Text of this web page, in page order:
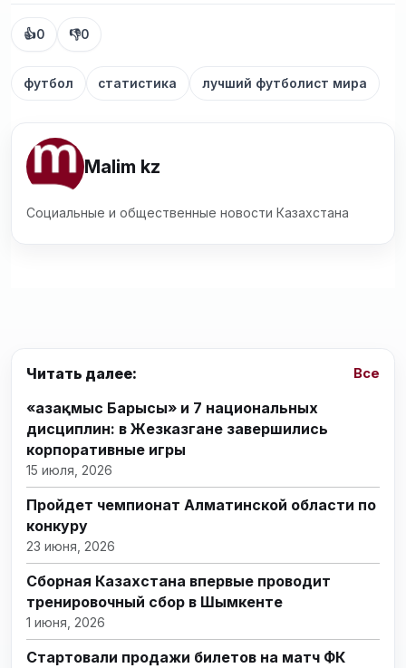
👍0 👎0
футбол статистика лучший футболист мира
Malim kz
Социальные и общественные новости Казахстана
Читать далее: Все
«Қазақмыс Барысы» и 7 национальных
дисциплин: в Жезказгане завершились
корпоративные игры
15 июля, 2026
Пройдет чемпионат Алматинской области по
конкуру
23 июня, 2026
Сборная Казахстана впервые проводит
тренировочный сбор в Шымкенте
1 июня, 2026
Стартовали продажи билетов на матч ФК